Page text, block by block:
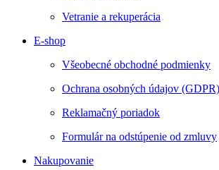
Vetranie a rekuperácia
E-shop
Všeobecné obchodné podmienky
Ochrana osobných údajov (GDPR)
Reklamačný poriadok
Formulár na odstúpenie od zmluvy
Nakupovanie